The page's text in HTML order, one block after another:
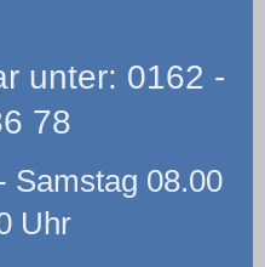
unter: 0162 -
78
Samstag 08.00
Uhr